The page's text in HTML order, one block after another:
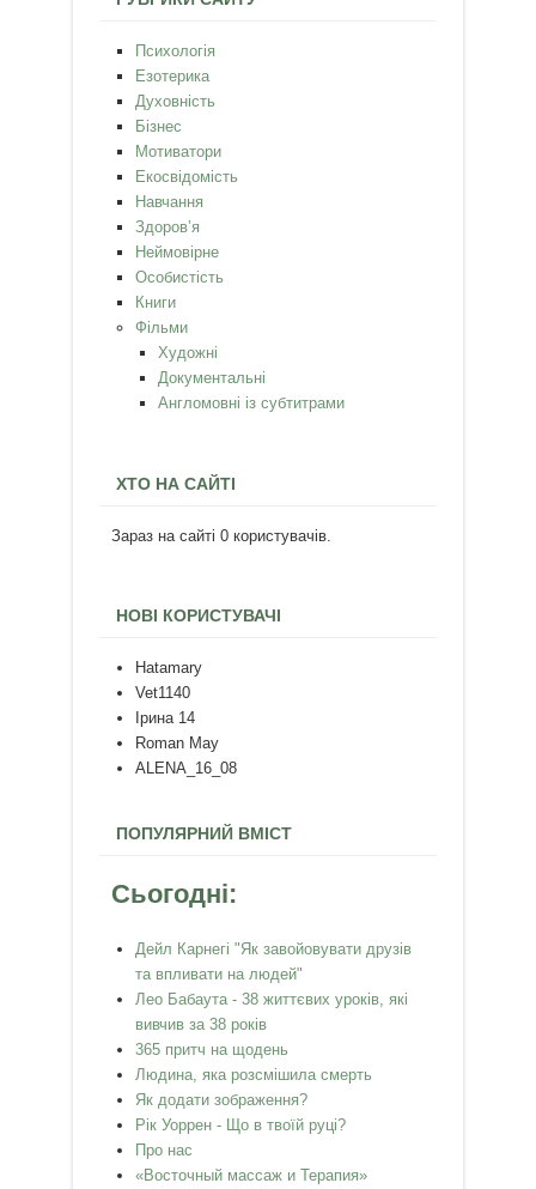
Психологія
Езотерика
Духовність
Бізнес
Мотиватори
Екосвідомість
Навчання
Здоров’я
Неймовірне
Особистість
Книги
Фільми
Художні
Документальні
Англомовні із субтитрами
ХТО НА САЙТІ
Зараз на сайті 0 користувачів.
НОВІ КОРИСТУВАЧІ
Hatamary
Vet1140
Ірина 14
Roman May
ALENA_16_08
ПОПУЛЯРНИЙ ВМІСТ
Сьогодні:
Дейл Карнегі "Як завойовувати друзів
та впливати на людей"
Лео Бабаута - 38 життєвих уроків, які
вивчив за 38 років
365 притч на щодень
Людина, яка розсмішила смерть
Як додати зображення?
Рік Уоррен - Що в твоїй руці?
Про нас
«Восточный массаж и Терапия»